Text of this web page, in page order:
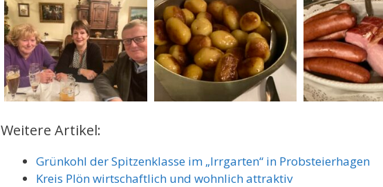
Weitere Artikel:
Grünkohl der Spitzenklasse im „Irrgarten“ in Probsteierhagen
Kreis Plön wirtschaftlich und wohnlich attraktiv